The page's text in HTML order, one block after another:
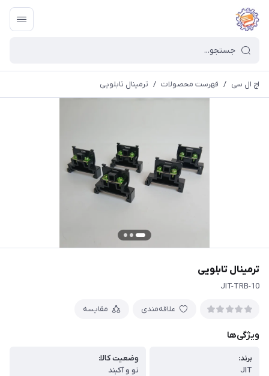
اچ ال سی / فهرست محصولات / ترمینال تابلویی
ترمینال تابلویی
JIT-TRB-10
علاقه‌مندی مقایسه
ویژگی‌ها
برند:
JIT
وضعیت کالا:
نو و آکبند